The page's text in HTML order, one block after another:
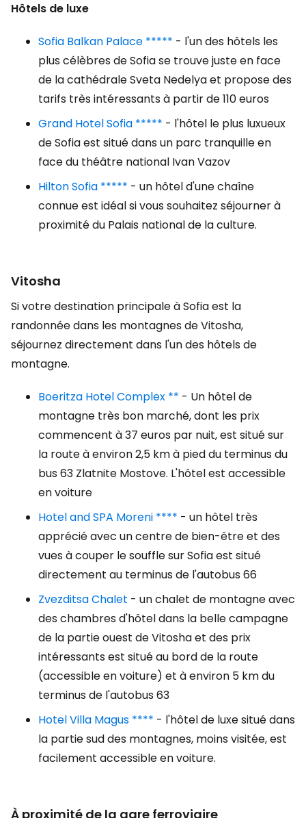
Hôtels de luxe
Sofia Balkan Palace ***** - l'un des hôtels les
plus célèbres de Sofia se trouve juste en face
de la cathédrale Sveta Nedelya et propose des
tarifs très intéressants à partir de 110 euros
Grand Hotel Sofia ***** - l'hôtel le plus luxueux
de Sofia est situé dans un parc tranquille en
face du théâtre national Ivan Vazov
Hilton Sofia ***** - un hôtel d'une chaîne
connue est idéal si vous souhaitez séjourner à
proximité du Palais national de la culture.
Vitosha
Si votre destination principale à Sofia est la
randonnée dans les montagnes de Vitosha,
séjournez directement dans l'un des hôtels de
montagne.
Boeritza Hotel Complex ** - Un hôtel de
montagne très bon marché, dont les prix
commencent à 37 euros par nuit, est situé sur
la route à environ 2,5 km à pied du terminus du
bus 63 Zlatnite Mostove. L'hôtel est accessible
en voiture
Hotel and SPA Moreni **** - un hôtel très
apprécié avec un centre de bien-être et des
vues à couper le souffle sur Sofia est situé
directement au terminus de l'autobus 66
Zvezditsa Chalet - un chalet de montagne avec
des chambres d'hôtel dans la belle campagne
de la partie ouest de Vitosha et des prix
intéressants est situé au bord de la route
(accessible en voiture) et à environ 5 km du
terminus de l'autobus 63
Hotel Villa Magus **** - l'hôtel de luxe situé dans
la partie sud des montagnes, moins visitée, est
facilement accessible en voiture.
À proximité de la gare ferroviaire